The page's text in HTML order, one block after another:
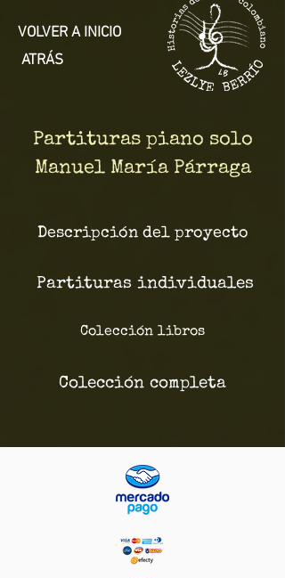
VOLVER A INICIO
ATRÁS
Partituras piano solo
Manuel María Párraga
Descripción del proyecto
Partituras individuales
Colección libros
Colección completa